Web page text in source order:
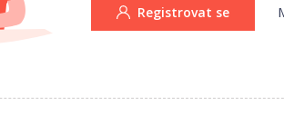
Registrovat se